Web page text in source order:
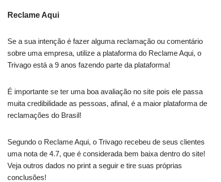
Reclame Aqui
Se a sua intenção é fazer alguma reclamação ou comentário
sobre uma empresa, utilize a plataforma do Reclame Aqui, o
Trivago está a 9 anos fazendo parte da plataforma!
É importante se ter uma boa avaliação no site pois ele passa
muita credibilidade as pessoas, afinal, é a maior plataforma de
reclamações do Brasil!
Segundo o Reclame Aqui, o Trivago recebeu de seus clientes
uma nota de 4.7, que é considerada bem baixa dentro do site!
Veja outros dados no print a seguir e tire suas próprias
conclusões!